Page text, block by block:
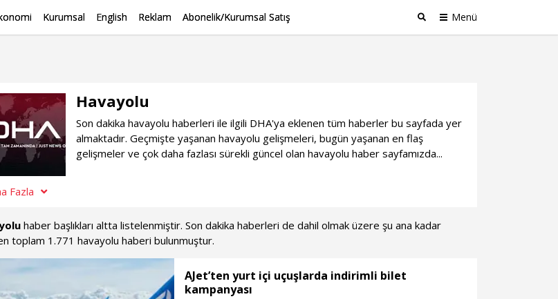
Kurumsal English Reklam Abonelik/Kurumsal Satış Menü
Havayolu
Son dakika havayolu haberleri ile ilgili DHA'ya eklenen tüm haberler bu sayfada yer
almaktadır. Geçmişte yaşanan havayolu gelişmeleri, bugün yaşanan en flaş
gelişmeler ve çok daha fazlası sürekli güncel olan havayolu haber sayfamızda...
Fazla
haber başlıkları altta listelenmiştir. Son dakika haberleri de dahil olmak üzere şu ana kadar
toplam 1.771 havayolu haberi bulunmuştur.
AJet’ten yurt içi uçuşlarda indirimli bilet
kampanyası